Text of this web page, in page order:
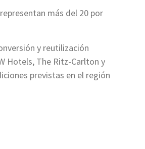
más del 20 por
y reutilización
Hotels, The Ritz-Carlton y
previstas en el región